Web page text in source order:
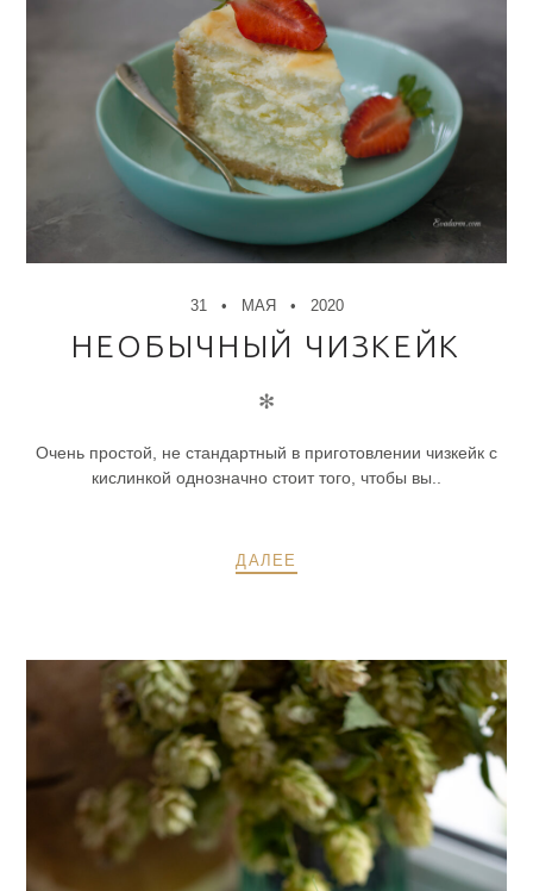
31 МАЯ 2020
НЕОБЫЧНЫЙ ЧИЗКЕЙК
✻
Очень простой, не стандартный в приготовлении чизкейк с
кислинкой однозначно стоит того, чтобы вы..
ДАЛЕЕ